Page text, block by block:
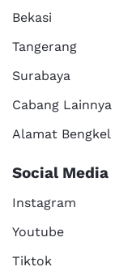
Bekasi
Tangerang
Surabaya
Cabang Lainnya
Alamat Bengkel
Social Media
Instagram
Youtube
Tiktok